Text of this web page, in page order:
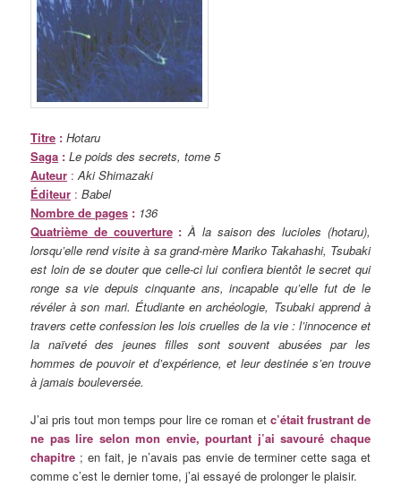
Titre : Hotaru
Saga : Le poids des secrets, tome 5
Auteur :Aki Shimazaki
Éditeur : Babel
Nombre de pages : 136
Quatrième de couverture:À la saison des lucioles (hotaru),
lorsqu’elle rend visite à sa grand-mère Mariko Takahashi, Tsubaki
est loin de se douter que celle-ci lui confiera bientôt le secret qui
ronge sa vie depuis cinquante ans, incapable qu’elle fut de le
révéler à son mari. Étudiante en archéologie, Tsubaki apprend à
travers cette confession les lois cruelles de la vie : l’innocence et
la naïveté des jeunes filles sont souvent abusées par les
hommes de pouvoir et d’expérience, et leur destinée s’en trouve
à jamais bouleversée.
J’ai pris tout mon temps pour lire ce roman et c’était frustrant de
ne pas lire selon mon envie, pourtant j’ai savouré chaque
chapitre ; en fait, je n’avais pas envie de terminer cette saga et
comme c’est le dernier tome, j’ai essayé de prolonger le plaisir.